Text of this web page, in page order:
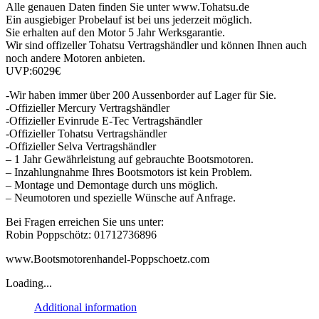
Alle genauen Daten finden Sie unter www.Tohatsu.de
Ein ausgiebiger Probelauf ist bei uns jederzeit möglich.
Sie erhalten auf den Motor 5 Jahr Werksgarantie.
Wir sind offizeller Tohatsu Vertragshändler und können Ihnen auch
noch andere Motoren anbieten.
UVP:6029€
-Wir haben immer über 200 Aussenborder auf Lager für Sie.
-Offizieller Mercury Vertragshändler
-Offizieller Evinrude E-Tec Vertragshändler
-Offizieller Tohatsu Vertragshändler
-Offizieller Selva Vertragshändler
– 1 Jahr Gewährleistung auf gebrauchte Bootsmotoren.
– Inzahlungnahme Ihres Bootsmotors ist kein Problem.
– Montage und Demontage durch uns möglich.
– Neumotoren und spezielle Wünsche auf Anfrage.
Bei Fragen erreichen Sie uns unter:
Robin Poppschötz: 01712736896
www.Bootsmotorenhandel-Poppschoetz.com
Loading...
Additional information